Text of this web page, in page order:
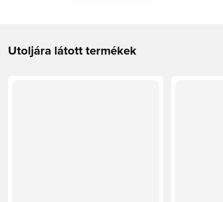
Utoljára látott termékek